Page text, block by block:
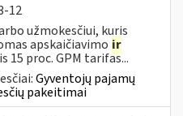
12
užmokesčiui, kuris
apskaičiavimo ir
15 proc. GPM tarifas...
Gyventojų pajamų
pakeitimai